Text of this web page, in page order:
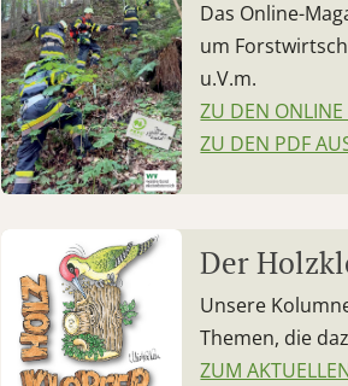
Das Online-
um
u.V.m.
ZU DEN ONLINE
ZU DEN PDF
Der
Unsere
Themen, die
ZUM